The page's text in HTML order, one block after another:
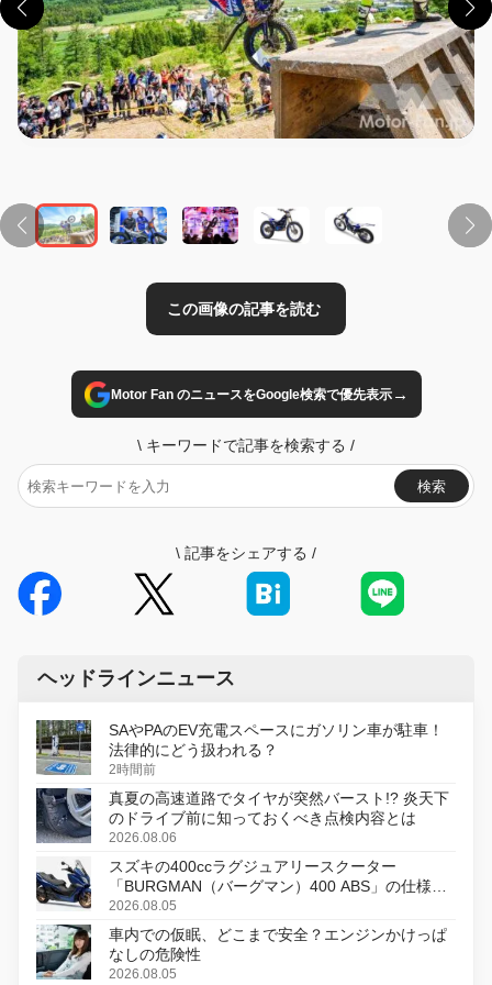
Motor Fan のニュースをGoogle検索で優先表示→
\ キーワードで記事を検索する /
検索
\ 記事をシェアする /
ヘッドラインニュース
SAやPAのEV充電スペースにガソリン車が駐車！
法律的にどう扱われる？
2時間前
真夏の高速道路でタイヤが突然バースト!? 炎天下
のドライブ前に知っておくべき点検内容とは
2026.08.06
スズキの400ccラグジュアリースクーター
「BURGMAN（バーグマン）400 ABS」の仕様を
変更し、8月18日に発売
2026.08.05
車内での仮眠、どこまで安全？エンジンかけっぱ
なしの危険性
2026.08.05